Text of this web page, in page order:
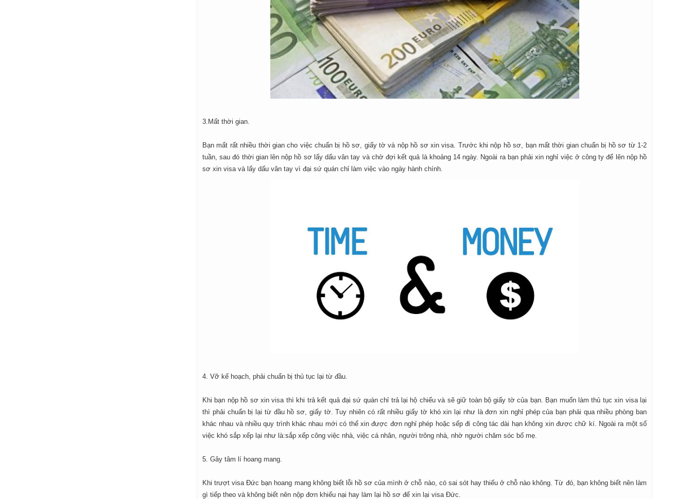
3.Mất thời gian.
Bạn mất rất nhiều thời gian cho việc chuẩn bị hồ sơ, giấy tờ và nộp hồ sơ xin visa. Trước khi nộp hồ sơ, bạn mất thời gian chuẩn bị hồ sơ từ 1-2
tuần, sau đó thời gian lên nộp hồ sơ lấy dấu vân tay và chờ đợi kết quả là khoảng 14 ngày. Ngoài ra bạn phải xin nghỉ việc ở công ty để lên nộp hồ
sơ xin visa và lấy dấu vân tay vì đại sứ quán chỉ làm việc vào ngày hành chính.
4. Vỡ kế hoạch, phải chuẩn bị thủ tục lại từ đầu.
Khi bạn nộp hồ sơ xin visa thì khi trả kết quả đại sứ quán chỉ trả lại hộ chiếu và sẽ giữ toàn bộ giấy tờ của bạn. Bạn muốn làm thủ tục xin visa lại
thì phải chuẩn bị lại từ đầu hồ sơ, giấy tờ. Tuy nhiên có rất nhiều giấy tờ khó xin lại như là đơn xin nghỉ phép của bạn phải qua nhiều phòng ban
khác nhau và nhiều quy trình khác nhau mới có thể xin được đơn nghỉ phép hoặc sếp đi công tác dài hạn không xin được chữ kí. Ngoài ra một số
việc khó sắp xếp lại như là:sắp xếp công việc nhà, việc cá nhân, người trông nhà, nhờ người chăm sóc bố mẹ.
5. Gây tâm lí hoang mang.
Khi trượt visa Đức bạn hoang mang không biết lỗi hồ sơ của mình ở chỗ nào, có sai sót hay thiếu ở chỗ nào không. Từ đó, bạn không biết nên làm
gì tiếp theo và không biết nên nộp đơn khiếu nại hay làm lại hồ sơ để xin lại visa Đức.